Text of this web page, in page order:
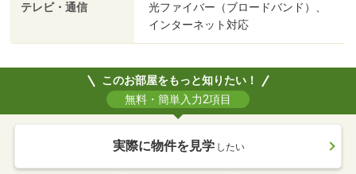
テレビ・通信
光ファイバー（ブロードバンド）、
インターネット対応
このお部屋をもっと知りたい！
無料・簡単入力2項目
実際に物件を見学 したい